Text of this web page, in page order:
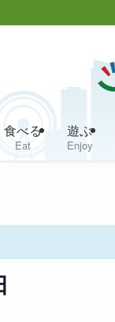
食べる
Eat
遊ぶ
Enjoy